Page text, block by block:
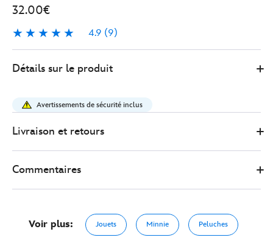
32.00€
4.9 (9)
4.9
9
32.00
minnie-
de-
paques-
moyenne-
45%C2%A0cm-
http://schema.org/OutOfStock
Détails sur le produit
Avertissements de sécurité inclus
Livraison et retours
Commentaires
Voir plus: Jouets Minnie Peluches